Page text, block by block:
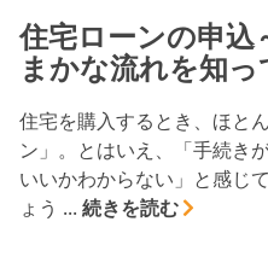
住宅ローンの申込
まかな流れを知っ
住宅を購入するとき、ほと
ン」。とはいえ、「手続き
いいかわからない」と感じ
ょう ... 続きを読む